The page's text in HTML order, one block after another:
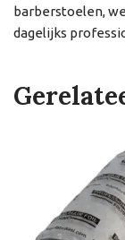
barberstoelen,
dagelijks